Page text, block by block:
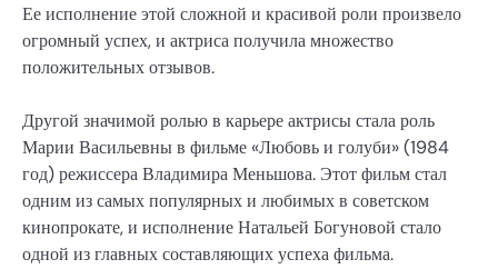
Ее исполнение этой сложной и красивой роли произвело
огромный успех, и актриса получила множество
положительных отзывов.
Другой значимой ролью в карьере актрисы стала роль
Марии Васильевны в фильме «Любовь и голуби» (1984
год) режиссера Владимира Меньшова. Этот фильм стал
одним из самых популярных и любимых в советском
кинопрокате, и исполнение Натальей Богуновой стало
одной из главных составляющих успеха фильма.